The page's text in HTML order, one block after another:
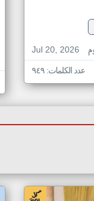
Jul 20, 2026
عدد الكلمات: ٩٤٩